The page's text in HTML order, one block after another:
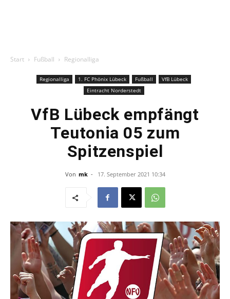
Start Fußball Regionalliga
Regionalliga 1. FC Phönix Lübeck Fußball
VfB Lübeck
Eintracht Norderstedt
VfB Lübeck empfängt
Teutonia 05 zum
Spitzenspiel
Von mk - 17. September 2021 10:34